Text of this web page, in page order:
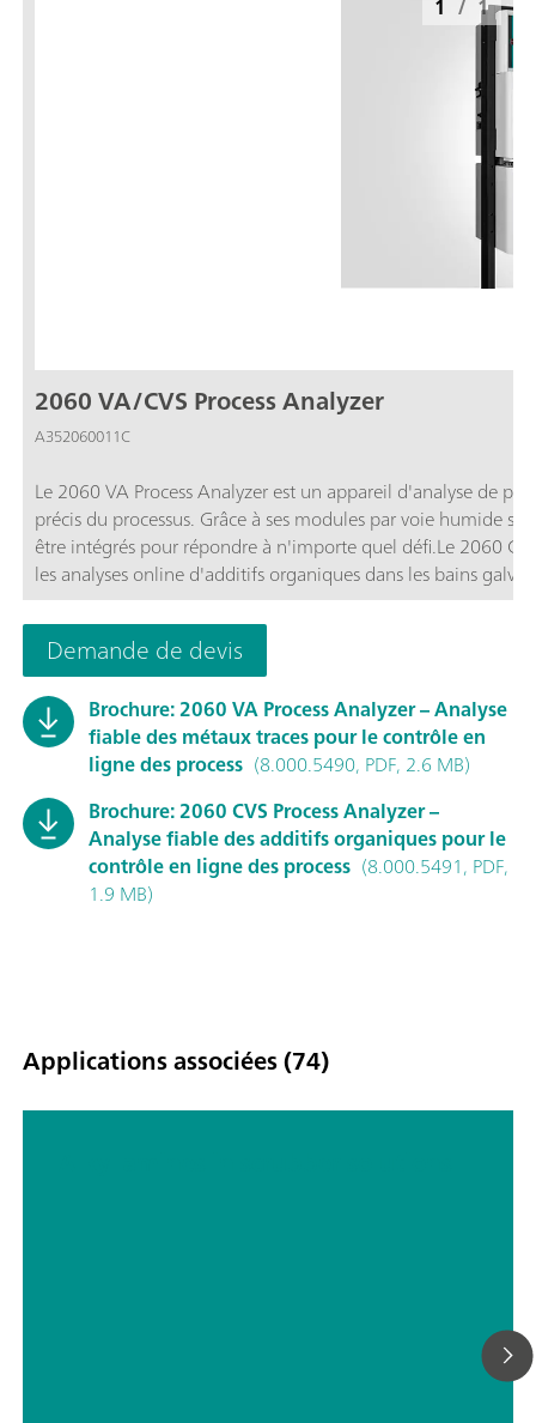
2060 VA/CVS Process Analyzer
A352060011C
Le 2060 VA Process Analyzer est un appareil d'analyse de
précis du processus. Grâce à ses modules par voie humide
être intégrés pour répondre à n'importe quel défi.Le 2060
les analyses online d'additifs organiques dans les bains
d'électrode qui imite le processus de production, il est
de l'appareil d'analyse permet le titrage, la photométrie, le
d'échantillons.
1 / 1
Demande de devis
Brochure: 2060 VA Process Analyzer – Analyse
fiable des métaux traces pour le contrôle en
ligne des process (8.000.5490, PDF, 2.6 MB)
Brochure: 2060 CVS Process Analyzer –
Analyse fiable des additifs organiques pour le
contrôle en ligne des process (8.000.5491, PDF,
1.9 MB)
Applications associées (74)